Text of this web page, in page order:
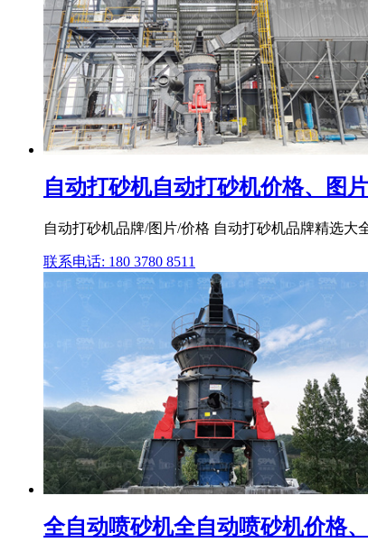
自动打砂机自动打砂机价格、图
自动打砂机品牌/图片/价格 自动打砂机品牌精选大
联系电话: 180 3780 8511
全自动喷砂机全自动喷砂机价格